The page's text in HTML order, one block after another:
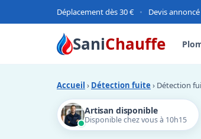
Déplacement dès 30 € • Devis
SaniChauffe
Accueil › Détection fuite › Détection
Artisan disponible
Disponible chez vous à 10h15